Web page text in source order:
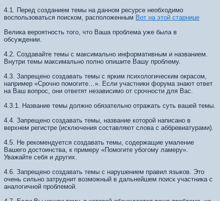
4.1. Перед созданием темы на данном ресурсе необходимо
воспользоваться поиском, расположенным Вот на этой старнице
Велика вероятность того, что Ваша проблема уже была в
обсуждении.
4.2. Создавайте темы с максимально информативным и названием.
Внутри темы максимально полно опишите Вашу проблему.
4.3. Запрещено создавать темы с ярким психологическим окрасом,
например «Срочно помогите…». Если участники форума знают ответ
на Ваш вопрос, они ответят независимо от срочности для Вас.
4.3.1. Название темы должно обязательно отражать суть вашей темы.
4.4. Запрещено создавать темы, название которой написано в
верхнем регистре (исключения составляют слова с аббревиатурами).
4.5. Не рекомендуется создавать темы, содержащие умаление
Вашего достоинства, к примеру «Помогите убогому ламеру».
Уважайте себя и других.
4.6. Запрещено создавать темы с нарушением правил языков. Это
очень сильно затруднит возможный в дальнейшем поиск участника с
аналогичной проблемой.